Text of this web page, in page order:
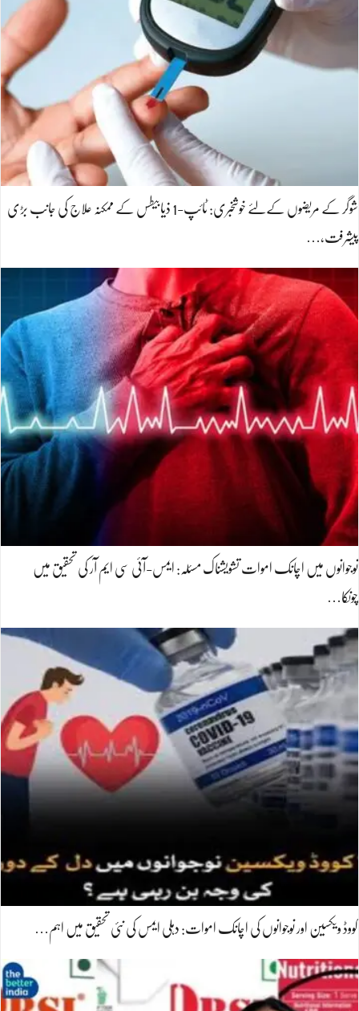
شوگر کے مریضوں کےلئے خوشخبری: ٹائپ-1 ذیابیطس کے ممکنہ علاج کی جانب بڑی
پیشرفت،…
نوجوانوں میں اچانک اموات تشویشناک مسئلہ: ایمس-آئی سی ایم آر کی تحقیق میں
چونکا…
کووڈ ویکسین اور نوجوانوں کی اچانک اموات: دہلی ایمس کی نئی تحقیق میں اہم…